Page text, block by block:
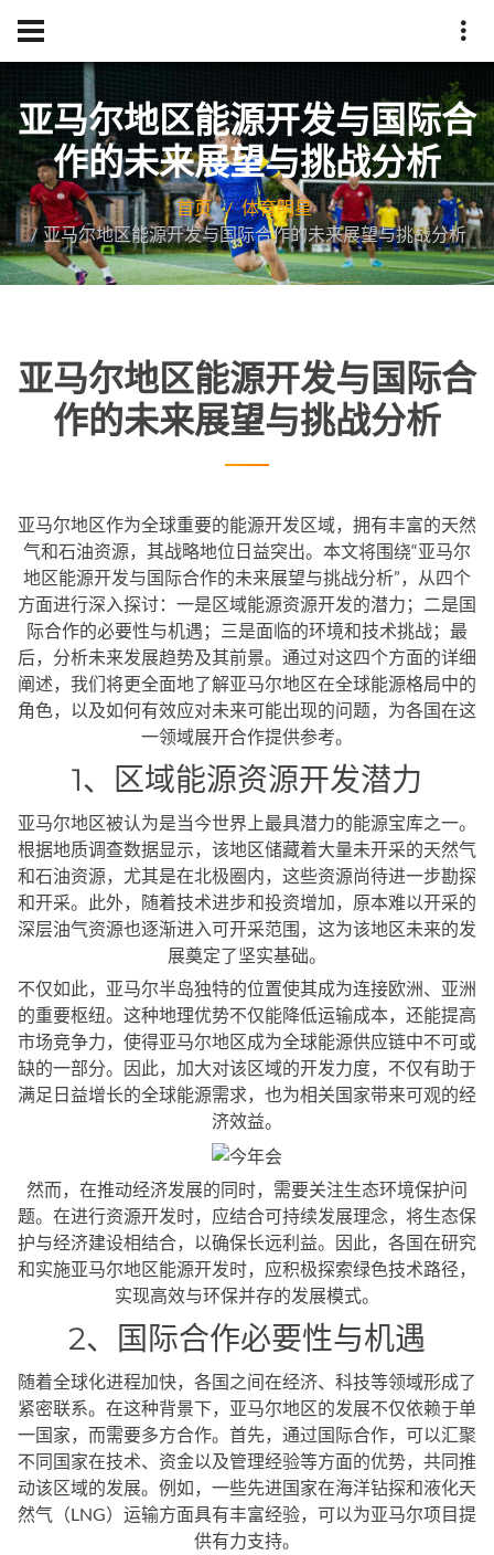
亚马尔地区能源开发与国际合
作的未来展望与挑战分析
首页
体育明星
亚马尔地区能源开发与国际合作的未来展望与挑战分析
亚马尔地区能源开发与国际合
作的未来展望与挑战分析
亚马尔地区作为全球重要的能源开发区域，拥有丰富的天然
气和石油资源，其战略地位日益突出。本文将围绕“亚马尔
地区能源开发与国际合作的未来展望与挑战分析”，从四个
方面进行深入探讨：一是区域能源资源开发的潜力；二是国
际合作的必要性与机遇；三是面临的环境和技术挑战；最
后，分析未来发展趋势及其前景。通过对这四个方面的详细
阐述，我们将更全面地了解亚马尔地区在全球能源格局中的
角色，以及如何有效应对未来可能出现的问题，为各国在这
一领域展开合作提供参考。
1、区域能源资源开发潜力
亚马尔地区被认为是当今世界上最具潜力的能源宝库之一。
根据地质调查数据显示，该地区储藏着大量未开采的天然气
和石油资源，尤其是在北极圈内，这些资源尚待进一步勘探
和开采。此外，随着技术进步和投资增加，原本难以开采的
深层油气资源也逐渐进入可开采范围，这为该地区未来的发
展奠定了坚实基础。
不仅如此，亚马尔半岛独特的位置使其成为连接欧洲、亚洲
的重要枢纽。这种地理优势不仅能降低运输成本，还能提高
市场竞争力，使得亚马尔地区成为全球能源供应链中不可或
缺的一部分。因此，加大对该区域的开发力度，不仅有助于
满足日益增长的全球能源需求，也为相关国家带来可观的经
济效益。
然而，在推动经济发展的同时，需要关注生态环境保护问
题。在进行资源开发时，应结合可持续发展理念，将生态保
护与经济建设相结合，以确保长远利益。因此，各国在研究
和实施亚马尔地区能源开发时，应积极探索绿色技术路径，
实现高效与环保并存的发展模式。
2、国际合作必要性与机遇
随着全球化进程加快，各国之间在经济、科技等领域形成了
紧密联系。在这种背景下，亚马尔地区的发展不仅依赖于单
一国家，而需要多方合作。首先，通过国际合作，可以汇聚
不同国家在技术、资金以及管理经验等方面的优势，共同推
动该区域的发展。例如，一些先进国家在海洋钻探和液化天
然气（LNG）运输方面具有丰富经验，可以为亚马尔项目提
供有力支持。